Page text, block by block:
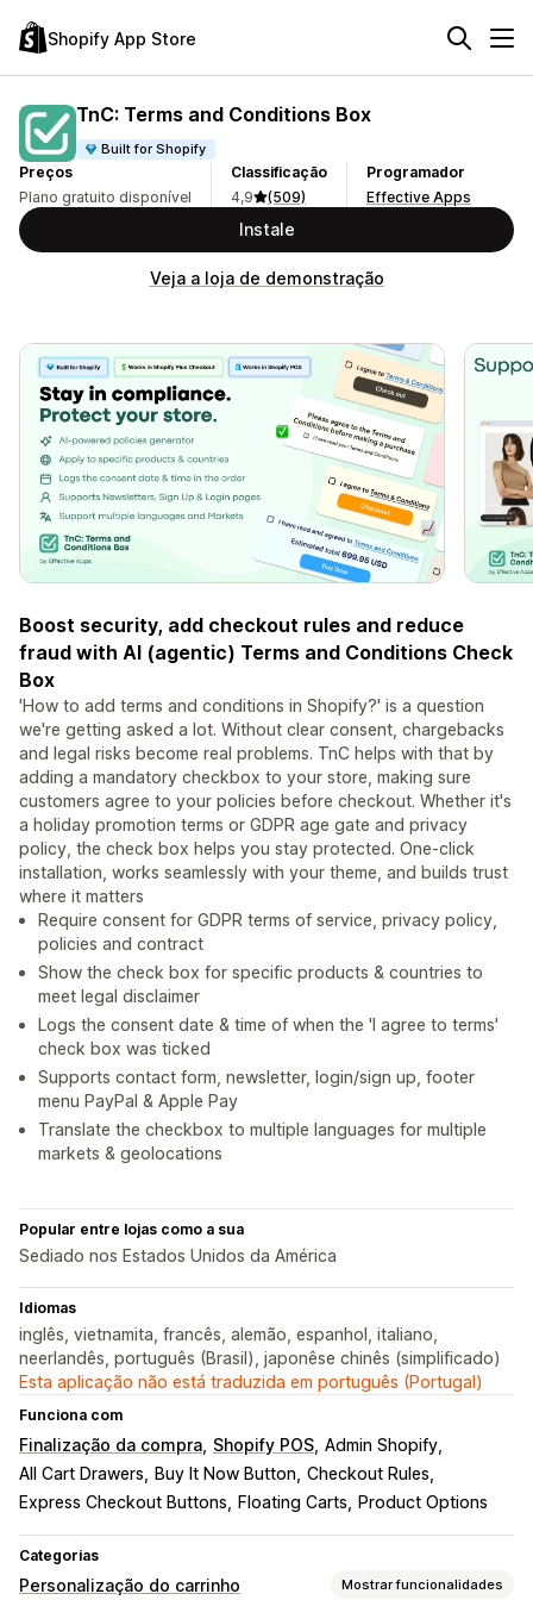
Shopify App Store
TnC: Terms and Conditions Box
Built for Shopify
Preços
Plano gratuito disponível
Classificação
4,9
(509)
Programador
Effective Apps
Instale
Veja a loja de demonstração
Boost security, add checkout rules and reduce
fraud with AI (agentic) Terms and Conditions Check
Box
'How to add terms and conditions in Shopify?' is a question
we're getting asked a lot. Without clear consent, chargebacks
and legal risks become real problems. TnC helps with that by
adding a mandatory checkbox to your store, making sure
customers agree to your policies before checkout. Whether it's
a holiday promotion terms or GDPR age gate and privacy
policy, the check box helps you stay protected. One-click
installation, works seamlessly with your theme, and builds trust
where it matters
Require consent for GDPR terms of service, privacy policy,
policies and contract
Show the check box for specific products & countries to
meet legal disclaimer
Logs the consent date & time of when the 'I agree to terms'
check box was ticked
Supports contact form, newsletter, login/sign up, footer
menu PayPal & Apple Pay
Translate the checkbox to multiple languages for multiple
markets & geolocations
Popular entre lojas como a sua
Sediado nos Estados Unidos da América
Idiomas
inglês, vietnamita, francês, alemão, espanhol, italiano,
neerlandês, português (Brasil), japonêse chinês (simplificado)
Esta aplicação não está traduzida em português (Portugal)
Funciona com
Finalização da compra Shopify POS Admin Shopify
All Cart Drawers
Buy It Now Button Checkout Rules
Express Checkout Buttons
Floating Carts Product Options
Categorias
Personalização do carrinho Mostrar funcionalidades